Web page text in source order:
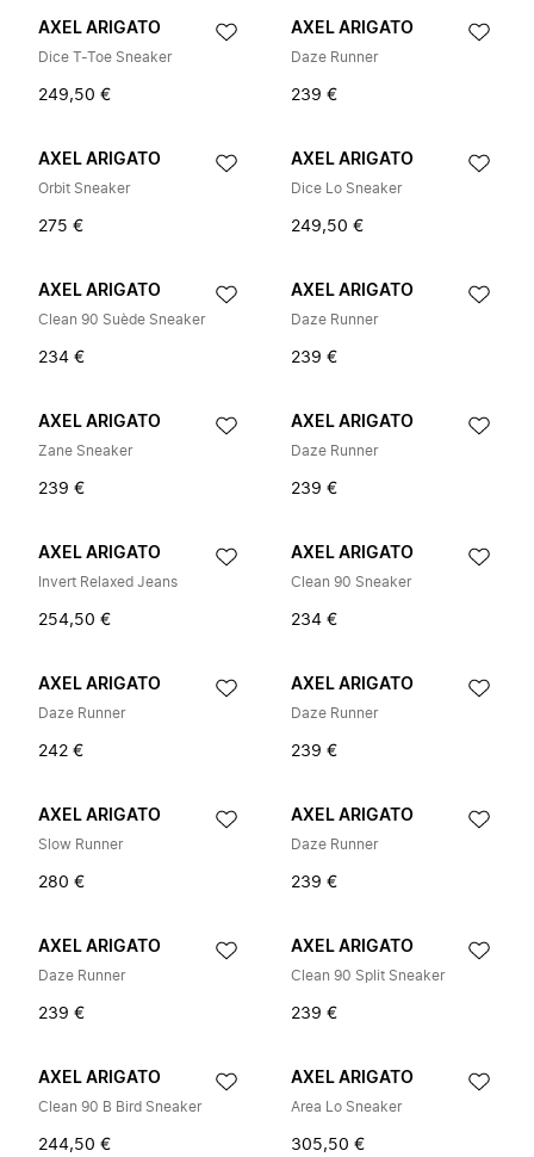
AXEL ARIGATO
Dice T-Toe Sneaker
249,50 €
AXEL ARIGATO
Daze Runner
239 €
AXEL ARIGATO
Orbit Sneaker
275 €
AXEL ARIGATO
Dice Lo Sneaker
249,50 €
AXEL ARIGATO
Clean 90 Suède Sneaker
234 €
AXEL ARIGATO
Daze Runner
239 €
AXEL ARIGATO
Zane Sneaker
239 €
AXEL ARIGATO
Daze Runner
239 €
AXEL ARIGATO
Invert Relaxed Jeans
254,50 €
AXEL ARIGATO
Clean 90 Sneaker
234 €
AXEL ARIGATO
Daze Runner
242 €
AXEL ARIGATO
Daze Runner
239 €
AXEL ARIGATO
Slow Runner
280 €
AXEL ARIGATO
Daze Runner
239 €
AXEL ARIGATO
Daze Runner
239 €
AXEL ARIGATO
Clean 90 Split Sneaker
239 €
AXEL ARIGATO
Clean 90 B Bird Sneaker
244,50 €
AXEL ARIGATO
Area Lo Sneaker
305,50 €